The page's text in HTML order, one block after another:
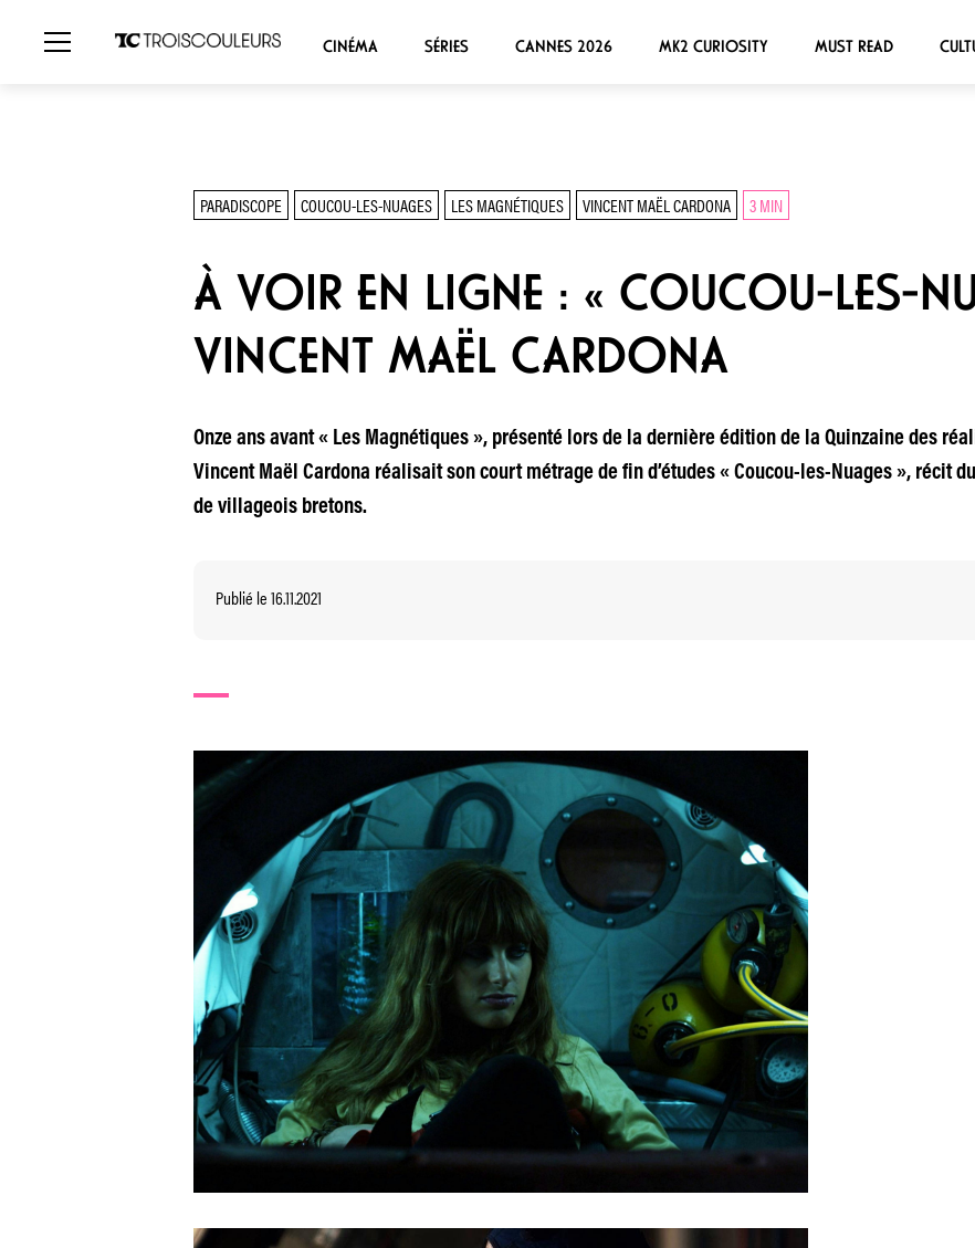
CINÉMA SÉRIES CANNES 2026 MK2 CURIOSITY MUST READ
PARADISCOPE COUCOU-LES-NUAGES LES MAGNÉTIQUES VINCENT MAËL CARDONA 3 MIN
À VOIR EN LIGNE : « COUCOU-LES-
VINCENT MAËL CARDONA
Onze ans avant « Les Magnétiques », présenté lors de la dernière édition de la Quinzaine des
Vincent Maël Cardona réalisait son court métrage de fin d’études « Coucou-les-Nuages », récit
de villageois bretons.
Publié le 16.11.2021